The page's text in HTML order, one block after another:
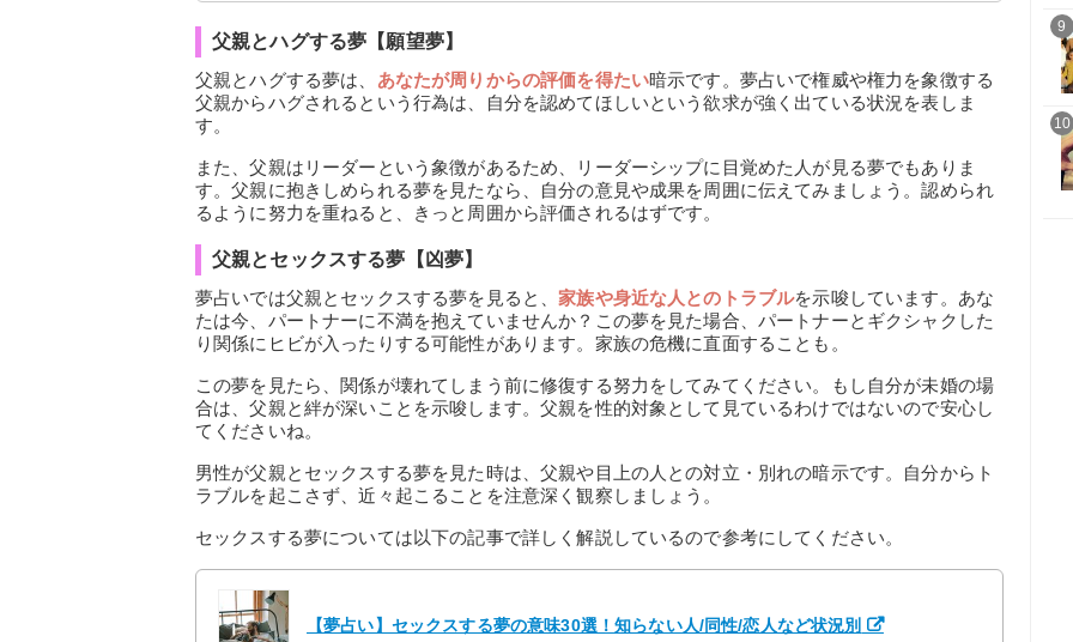
父親とハグする夢【願望夢】
父親とハグする夢は、 あなたが周りからの評価を得たい暗示です。夢占いで権威や権力を象徴する
父親からハグされるという行為は、自分を認めてほしいという欲求が強く出ている状況を表しま
す。
また、父親はリーダーという象徴があるため、リーダーシップに目覚めた人が見る夢でもありま
す。父親に抱きしめられる夢を見たなら、自分の意見や成果を周囲に伝えてみましょう。認められ
るように努力を重ねると、きっと周囲から評価されるはずです。
父親とセックスする夢【凶夢】
夢占いでは父親とセックスする夢を見ると、家族や身近な人とのトラブルを示唆しています。あな
たは今、パートナーに不満を抱えていませんか？この夢を見た場合、パートナーとギクシャクした
り関係にヒビが入ったりする可能性があります。家族の危機に直面することも。
この夢を見たら、関係が壊れてしまう前に修復する努力をしてみてください。もし自分が未婚の場
合は、父親と絆が深いことを示唆します。父親を性的対象として見ているわけではないので安心し
てくださいね。
男性が父親とセックスする夢を見た時は、父親や目上の人との対立・別れの暗示です。自分からト
ラブルを起こさず、近々起こることを注意深く観察しましょう。
セックスする夢については以下の記事で詳しく解説しているので参考にしてください。
【夢占い】セックスする夢の意味30選！知らない人/同性/恋人など状況別
9
10